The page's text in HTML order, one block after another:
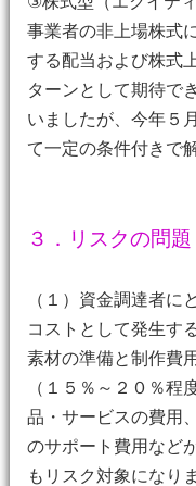
事業者の非上場株式
する配当および株式
ターンとして期待で
いましたが、今年５
て一定の条件付きで
３．リスクの問題
（１）資金調達者に
コストとして発生す
素材の準備と制作費
（１５％～２０％程
品・サービスの費用
のサポート費用など
もリスク対象になり